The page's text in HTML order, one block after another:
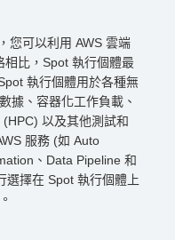
您可以利用 AWS 雲端
相比，Spot 執行個體最
執行個體用於各種無
據、容器化工作負載、
以及其他測試和
服務 (如 Auto
、Data Pipeline 和
選擇在 Spot 執行個體上